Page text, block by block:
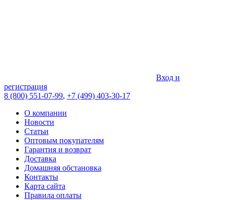
Вход и
регистрация
8 (800) 551-07-99, +7 (499) 403-30-17
О компании
Новости
Статьи
Оптовым покупателям
Гарантия и возврат
Доставка
Домашняя обстановка
Контакты
Карта сайта
Правила оплаты